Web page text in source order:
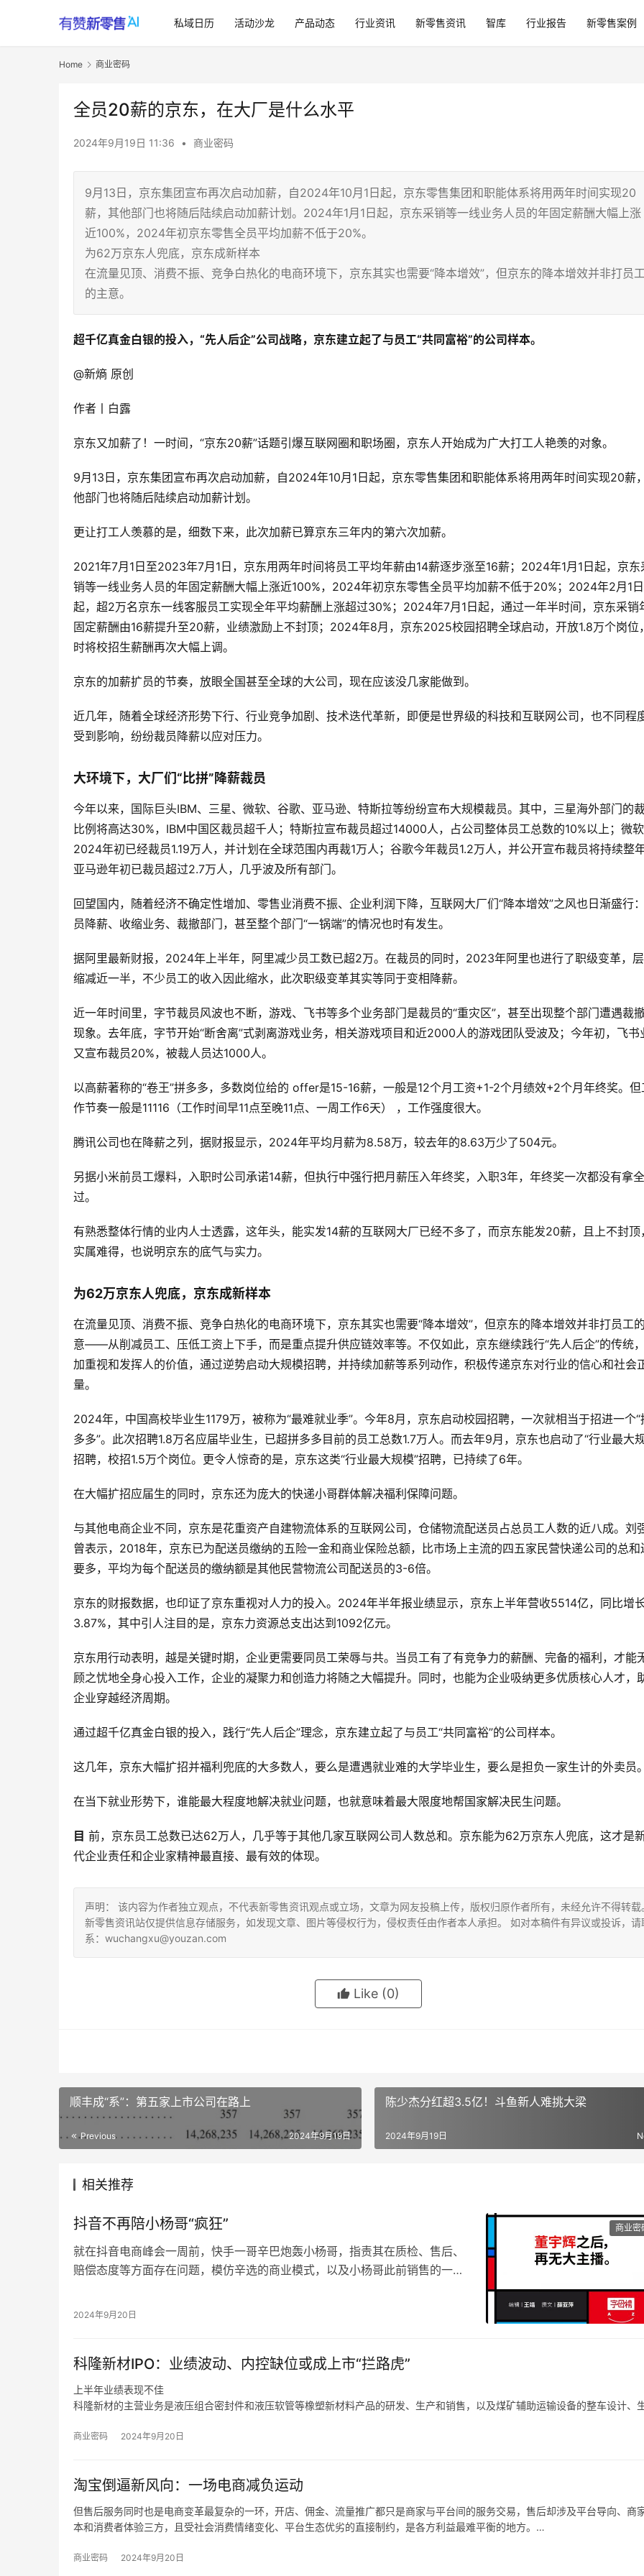
私域日历 活动沙龙 产品动态 行业资讯 新零售资讯 智库 行业报告 新零售案例
Home 商业密码
全员20薪的京东，在大厂是什么水平
2024年9月19日 11:36 • 商业密码
9月13日，京东集团宣布再次启动加薪，自2024年10月1日起，京东零售集团和职能体系将用两年时间实现20
薪，其他部门也将随后陆续启动加薪计划。2024年1月1日起，京东采销等一线业务人员的年固定薪酬大幅上涨
近100%，2024年初京东零售全员平均加薪不低于20%。
为62万京东人兜底，京东成新样本
在流量见顶、消费不振、竞争白热化的电商环境下，京东其实也需要“降本增效”，但京东的降本增效并非打员
的主意。
超千亿真金白银的投入，“先人后企”公司战略，京东建立起了与员工“共同富裕”的公司样本。
@新熵 原创
作者丨白露
京东又加薪了！一时间，“京东20薪”话题引爆互联网圈和职场圈，京东人开始成为广大打工人艳羡的对象。
9月13日，京东集团宣布再次启动加薪，自2024年10月1日起，京东零售集团和职能体系将用两年时间实现20薪
他部门也将随后陆续启动加薪计划。
更让打工人羡慕的是，细数下来，此次加薪已算京东三年内的第六次加薪。
2021年7月1日至2023年7月1日，京东用两年时间将员工平均年薪由14薪逐步涨至16薪；2024年1月1日起，京东
销等一线业务人员的年固定薪酬大幅上涨近100%，2024年初京东零售全员平均加薪不低于20%；2024年2月1日
起，超2万名京东一线客服员工实现全年平均薪酬上涨超过30%；2024年7月1日起，通过一年半时间，京东采销
固定薪酬由16薪提升至20薪，业绩激励上不封顶；2024年8月，京东2025校园招聘全球启动，开放1.8万个岗位
时将校招生薪酬再次大幅上调。
京东的加薪扩员的节奏，放眼全国甚至全球的大公司，现在应该没几家能做到。
近几年，随着全球经济形势下行、行业竞争加剧、技术迭代革新，即便是世界级的科技和互联网公司，也不同程
受到影响，纷纷裁员降薪以应对压力。
大环境下，大厂们“比拼”降薪裁员
今年以来，国际巨头IBM、三星、微软、谷歌、亚马逊、特斯拉等纷纷宣布大规模裁员。其中，三星海外部门的
比例将高达30%，IBM中国区裁员超千人；特斯拉宣布裁员超过14000人，占公司整体员工总数的10%以上；微软
2024年初已经裁员1.19万人，并计划在全球范围内再裁1万人；谷歌今年裁员1.2万人，并公开宣布裁员将持续整年
亚马逊年初已裁员超过2.7万人，几乎波及所有部门。
回望国内，随着经济不确定性增加、零售业消费不振、企业利润下降，互联网大厂们“降本增效”之风也日渐盛行
员降薪、收缩业务、裁撤部门，甚至整个部门“一锅端”的情况也时有发生。
据阿里最新财报，2024年上半年，阿里减少员工数已超2万。在裁员的同时，2023年阿里也进行了职级变革，
缩减近一半，不少员工的收入因此缩水，此次职级变革其实等同于变相降薪。
近一年时间里，字节裁员风波也不断，游戏、飞书等多个业务部门是裁员的“重灾区”，甚至出现整个部门遭遇裁
现象。去年底，字节开始“断舍离”式剥离游戏业务，相关游戏项目和近2000人的游戏团队受波及；今年初，飞书
又宣布裁员20%，被裁人员达1000人。
以高薪著称的“卷王”拼多多，多数岗位给的 offer是15-16薪，一般是12个月工资+1-2个月绩效+2个月年终奖。但
作节奏一般是11116（工作时间早11点至晚11点、一周工作6天） ，工作强度很大。
腾讯公司也在降薪之列，据财报显示，2024年平均月薪为8.58万，较去年的8.63万少了504元。
另据小米前员工爆料，入职时公司承诺14薪，但执行中强行把月薪压入年终奖，入职3年，年终奖一次都没有拿全
过。
有熟悉整体行情的业内人士透露，这年头，能实发14薪的互联网大厂已经不多了，而京东能发20薪，且上不封顶，
实属难得，也说明京东的底气与实力。
为62万京东人兜底，京东成新样本
在流量见顶、消费不振、竞争白热化的电商环境下，京东其实也需要“降本增效”，但京东的降本增效并非打员工
意——从削减员工、压低工资上下手，而是重点提升供应链效率等。不仅如此，京东继续践行“先人后企”的传统
加重视和发挥人的价值，通过逆势启动大规模招聘，并持续加薪等系列动作，积极传递京东对行业的信心和社会
量。
2024年，中国高校毕业生1179万，被称为“最难就业季”。今年8月，京东启动校园招聘，一次就相当于招进一个“
多多”。此次招聘1.8万名应届毕业生，已超拼多多目前的员工总数1.7万人。而去年9月，京东也启动了“行业最大
招聘，校招1.5万个岗位。更令人惊奇的是，京东这类“行业最大规模”招聘，已持续了6年。
在大幅扩招应届生的同时，京东还为庞大的快递小哥群体解决福利保障问题。
与其他电商企业不同，京东是花重资产自建物流体系的互联网公司，仓储物流配送员占总员工人数的近八成。刘
曾表示，2018年，京东已为配送员缴纳的五险一金和商业保险总额，比市场上主流的四五家民营快递公司的总和
要多，平均为每个配送员的缴纳额是其他民营物流公司配送员的3-6倍。
京东的财报数据，也印证了京东重视对人力的投入。2024年半年报业绩显示，京东上半年营收5514亿，同比增
3.87%，其中引人注目的是，京东力资源总支出达到1092亿元。
京东用行动表明，越是关键时期，企业更需要同员工荣辱与共。当员工有了有竞争力的薪酬、完备的福利，才能
顾之忧地全身心投入工作，企业的凝聚力和创造力将随之大幅提升。同时，也能为企业吸纳更多优质核心人才，
企业穿越经济周期。
通过超千亿真金白银的投入，践行“先人后企”理念，京东建立起了与员工“共同富裕”的公司样本。
这几年，京东大幅扩招并福利兜底的大多数人，要么是遭遇就业难的大学毕业生，要么是担负一家生计的外卖员。
在当下就业形势下，谁能最大程度地解决就业问题，也就意味着最大限度地帮国家解决民生问题。
目 前，京东员工总数已达62万人，几乎等于其他几家互联网公司人数总和。京东能为62万京东人兜底，这才是
代企业责任和企业家精神最直接、最有效的体现。
声明： 该内容为作者独立观点，不代表新零售资讯观点或立场，文章为网友投稿上传，版权归原作者所有，未经允许不得转载
新零售资讯站仅提供信息存储服务，如发现文章、图片等侵权行为，侵权责任由作者本人承担。 如对本稿件有异议或投诉，请
系：wuchangxu@youzan.com
Like (0)
顺丰成“系”：第五家上市公司在路上
Previous 2024年9月19日
陈少杰分红超3.5亿！斗鱼新人难挑大梁
2024年9月19日
相关推荐
商业密
抖音不再陪小杨哥“疯狂”
就在抖音电商峰会一周前，快手一哥辛巴炮轰小杨哥，指责其在质检、售后、
赔偿态度等方面存在问题，模仿辛选的商业模式，以及小杨哥此前销售的一些
替小杨哥进行赔付。
在短视频时代，抖音成就了小杨哥，正如小杨哥感谢抖音那般，“它具有很强的
开放性和包容性，它给每一个人都提供平等展示自我的机会”，小杨哥也为抖音
带来了很多用户，高峰时期小杨哥抖音粉丝量超过了1.2亿。
2024年9月20日
科隆新材IPO：业绩波动、内控缺位或成上市“拦路虎”
上半年业绩表现不佳
科隆新材的主营业务是液压组合密封件和液压软管等橡塑新材料产品的研发、生产和销售，以及煤矿辅助运输设备的整车设计、
同时，如果未来煤炭主体能源地位被快速替代，下游客户新机装备需求减少，科隆新材又未能拓展旧机维修业务，或是未能适应市
商业密码 2024年9月20日
淘宝倒逼新风向：一场电商减负运动
但售后服务同时也是电商变革最复杂的一环，开店、佣金、流量推广都只是商家与平台间的服务交易，售后却涉及平台导向、商
本和消费者体验三方，且受社会消费情绪变化、平台生态优劣的直接制约，是各方利益最难平衡的地方。
统的设计者、平衡商家和消费者利益的服务商。
商业密码 2024年9月20日